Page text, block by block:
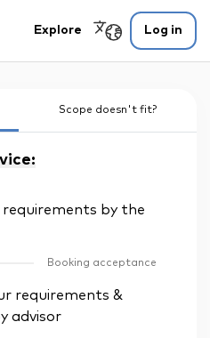
Explore Log in
Scope doesn't fit?
by the
Booking acceptance
requirements &
advisor